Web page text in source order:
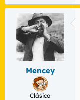
Mencey
Clásico